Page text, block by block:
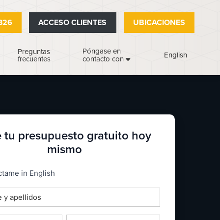
ACCESO CLIENTES UBICACIONES
Preguntas
frecuentes
Póngase en
contacto con
English
tu presupuesto gratuito hoy
mismo
in English